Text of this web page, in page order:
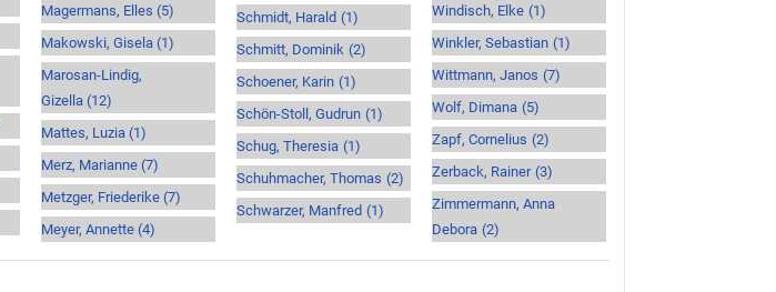
Magermans, Elles (5)
Makowski, Gisela (1)
Marosan-Lindig,
Gizella (12)
Mattes, Luzia (1)
Merz, Marianne (7)
Metzger, Friederike (7)
Meyer, Annette (4)
Schmidt, Harald (1)
Schmitt, Dominik (2)
Schoener, Karin (1)
Schön-Stoll, Gudrun (1)
Schug, Theresia (1)
Schuhmacher, Thomas (2)
Schwarzer, Manfred (1)
Windisch, Elke (1)
Winkler, Sebastian (1)
Wittmann, Janos (7)
Wolf, Dimana (5)
Zapf, Cornelius (2)
Zerback, Rainer (3)
Zimmermann, Anna
Debora (2)